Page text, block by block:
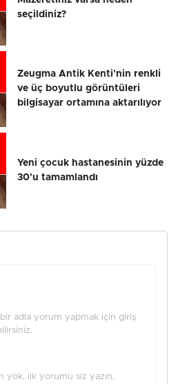
seçildiniz?
Zeugma Antik Kenti'nin renkli
ve üç boyutlu görüntüleri
bilgisayar ortamına aktarılıyor
Yeni çocuk hastanesinin yüzde
30'u tamamlandı
bir adla yorum yapmak için giriş
yok, ilk yorumu siz yazın,